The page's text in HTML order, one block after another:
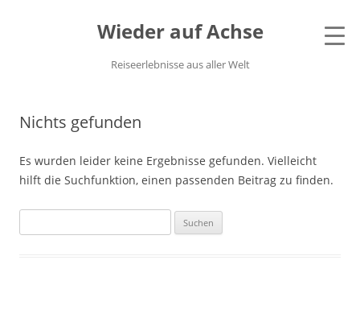
Wieder auf Achse
Reiseerlebnisse aus aller Welt
Nichts gefunden
Es wurden leider keine Ergebnisse gefunden. Vielleicht
hilft die Suchfunktion, einen passenden Beitrag zu finden.
nach: